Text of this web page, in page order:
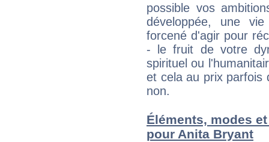
possible vos
développée, une
forcené d'agir pour
- le fruit de votre
spirituel ou
et cela au prix parfois
non.
Éléments, modes
pour Anita Bryant